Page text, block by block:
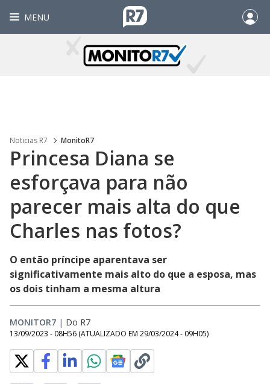
MENU
Noticias R7 MonitoR7
Princesa Diana se
esforçava para não
parecer mais alta do que
Charles nas fotos?
O então príncipe aparentava ser
significativamente mais alto do que a esposa, mas
os dois tinham a mesma altura
MONITOR7 | Do R7
13/09/2023 - 08H56 (ATUALIZADO EM 29/03/2024 - 09H05)